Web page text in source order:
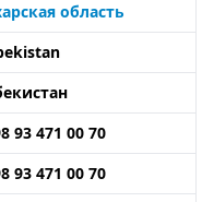
область
93 471 00 70
93 471 00 70